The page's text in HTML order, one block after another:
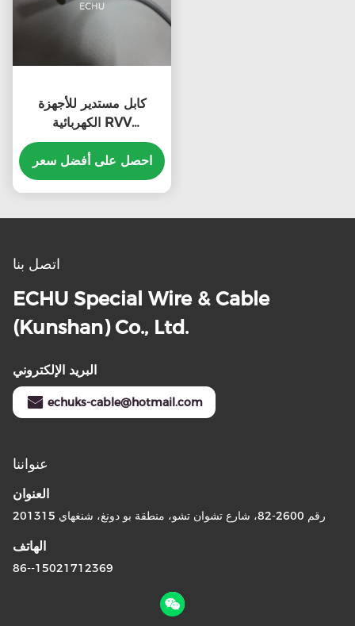
كابل مستدير للأجهزة
الكهربائية RVV
8Cx0.75sqmm مع شهادة
CE باللون الرمادي
احصل على أفضل سعر
اتصل بنا
ECHU Special Wire & Cable
(Kunshan) Co., Ltd.
البريد الإلكتروني
echuks-cable@hotmail.com
عنواننا
العنوان
رقم 2600-82، شارع تشوان تشو، منطقة بو دونغ، شنغهاي 201315
الهاتف
86--15021712369